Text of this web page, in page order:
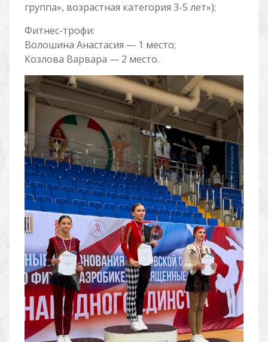
группа», возрастная категория 3-5 лет»);
Фитнес-трофи:
Волошина Анастасия — 1 место;
Козлова Варвара — 2 место.